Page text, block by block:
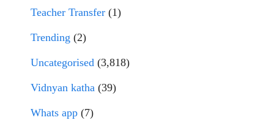
Teacher Transfer (1)
Trending (2)
Uncategorised (3,818)
Vidnyan katha (39)
Whats app (7)